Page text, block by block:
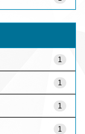
1
1
1
1